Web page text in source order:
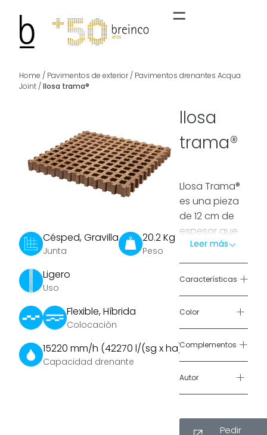
Home / Pavimentos de exterior/ Pavimentos drenantes Acqua
Joint /llosa trama®
Césped, Gravilla
Junta
20.2 Kg
Peso
Ligero
Uso
Flexible, Híbrida
Colocación
15220 mm/h (42270 l/(sg x ha))
Capacidad drenante
llosa
trama®
Llosa Trama®
es una pieza
de 12 cm de
espesor que
permite crear
unasuperficie
de césped
vehículos.
Se genera una
cm de ancho
Leer más
Características +
Color +
Complementos +
Autor +
Pedir